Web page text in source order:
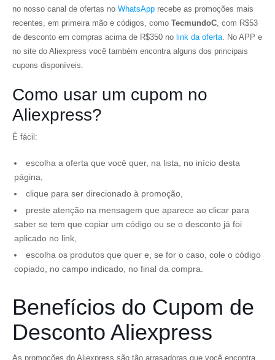
no nosso canal de ofertas no WhatsApp recebe as promoções mais
recentes, em primeira mão e códigos, como TecmundoC, com R$53
de desconto em compras acima de R$350 no link da oferta. No APP e
no site do Aliexpress você também encontra alguns dos principais
cupons disponíveis.
Como usar um cupom no
Aliexpress?
É fácil:
escolha a oferta que você quer, na lista, no início desta
página,
clique para ser direcionado à promoção,
preste atenção na mensagem que aparece ao clicar para
saber se tem que copiar um código ou se o desconto já foi
aplicado no link,
escolha os produtos que quer e, se for o caso, cole o código
copiado, no campo indicado, no final da compra.
Benefícios do Cupom de
Desconto Aliexpress
As promoções do Aliexpress são tão arrasadoras que você encontra